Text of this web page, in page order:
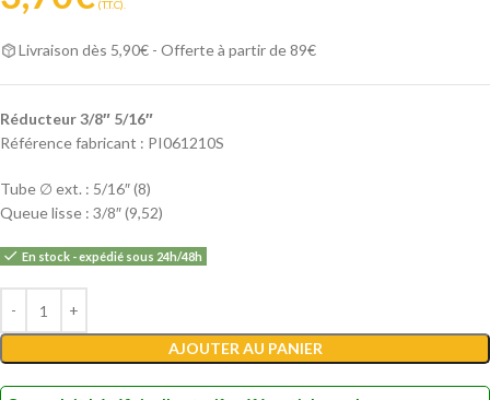
(T.T.C).
Livraison dès 5,90€ - Offerte à partir de 89€
Réducteur 3/8″ 5/16″
Référence fabricant : PI061210S
Tube ∅ ext. : 5/16″ (8)
Queue lisse : 3/8″ (9,52)
En stock - expédié sous 24h/48h
AJOUTER AU PANIER